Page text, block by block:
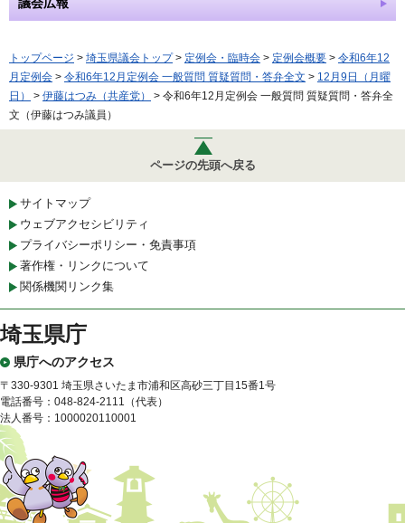
トップページ > 埼玉県議会トップ> 定例会・臨時会 > 定例会概要 > 令和6年12
月定例会 > 令和6年12月定例会 一般質問 質疑質問・答弁全文 > 12月9日（月曜
日）
> 伊藤はつみ（共産党）
> 令和6年12月定例会 一般質問 質疑質問・答弁全
文（伊藤はつみ議員）
ページの先頭へ戻る
サイトマップ
ウェブアクセシビリティ
プライバシーポリシー・免責事項
著作権・リンクについて
関係機関リンク集
埼玉県庁
県庁へのアクセス
〒330-9301 埼玉県さいたま市浦和区高砂三丁目15番1号
電話番号：048-824-2111（代表）
法人番号：1000020110001